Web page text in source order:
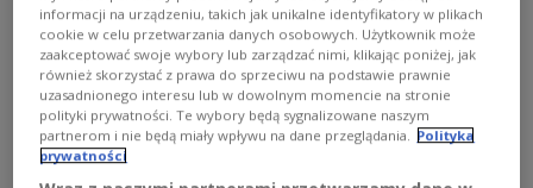
- Chcemy, by rozwiązania dotyczące pracy zdalnej
zastąpiły obecne przepisy o telepracy i w
przeważającym zakresie opierały się na tych samych
zasadach - powiedziała szefowa MRPiPS Marlena Maląg.
Szczegółowe zasady pracy zdalnej pracodawca będzie
ustalał w porozumieniu z pracownikiem.
Zobacz więcej na temat:
informacji na urządzeniu, takich jak unikalne identyfikatory w plikach
cookie w celu przetwarzania danych osobowych. Użytkownik może
zaakceptować swoje wybory lub zarządzać nimi, klikając poniżej, jak
również skorzystać z prawa do sprzeciwu na podstawie prawnie
uzasadnionego interesu lub w dowolnym momencie na stronie
polityki prywatności. Te wybory będą sygnalizowane naszym
partnerom i nie będą miały wpływu na dane przeglądania.
Polityka
prywatności